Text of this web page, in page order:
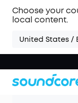
Choose your
local content.
United States /